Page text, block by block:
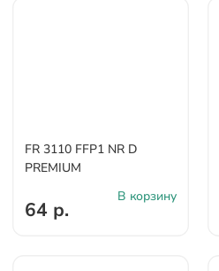
FR 3110 FFP1 NR D
PREMIUM
64 р.
В корзину